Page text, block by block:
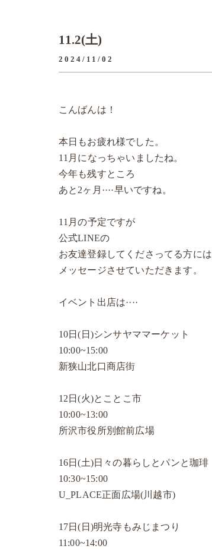
11.2(土)
2024/11/02
こんばんは！
本日もお疲れ様でした。
11月になっちゃいましたね。
今年も残すところ
あと2ヶ月····早いですね。
11月の予定ですが
公式LINEの
お友達登録してくださってる方には
メッセージさせていただきます。
イベント出店は····
10日(日)シンサヤママーケット
10:00~15:00
新狭山北口商店街
12日(火)とことこ市
10:00~13:00
所沢市役所別館前広場
16日(土)日々の暮らしとパンと珈琲
10:30~15:00
U_PLACE正面広場(川越市)
17日(日)明光寺もみじまつり
11:00~14:00